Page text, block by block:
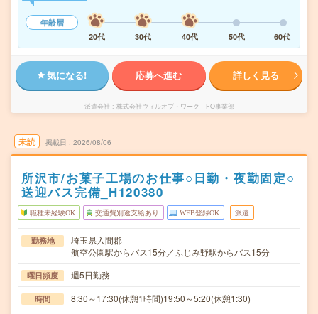
年齢層
20代
30代 40代 50代 60代
気になる! 応募へ進む 詳しく見る
派遣会社 株式会社ウィルオブ・ワーク FO事業部
未読 掲載日 2026/08/06
所沢市/お菓子工場のお仕事○日勤・夜勤固定○
送迎バス完備_H120380
職種未経験OK 交通費別途支給あり WEB登録OK 派遣
勤務地
埼玉県入間郡
航空公園駅からバス15分／ふじみ野駅からバス15分
曜日頻度 週5日勤務
時間 8:30～17:30(休憩1時間)19:50～5:20(休憩1:30)